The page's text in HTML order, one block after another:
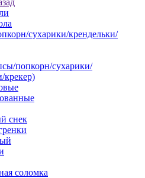
сухарики/крендельки/
попкорн/сухарики/
крекер)
снек
соломка